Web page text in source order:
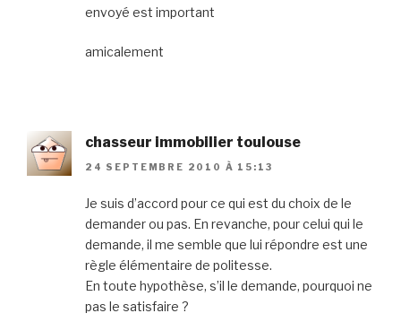
envoyé est important
amicalement
chasseur immobilier toulouse
24 SEPTEMBRE 2010 À 15:13
Je suis d’accord pour ce qui est du choix de le
demander ou pas. En revanche, pour celui qui le
demande, il me semble que lui répondre est une
règle élémentaire de politesse.
En toute hypothèse, s’il le demande, pourquoi ne
pas le satisfaire ?